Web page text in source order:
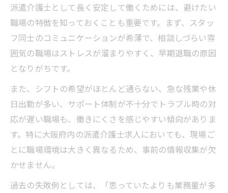
派遣介護士として長く安定して働くためには、避けたい
職場の特徴を知っておくことも重要です。まず、スタッ
フ同士のコミュニケーションが希薄で、相談しづらい雰
囲気の職場はストレスが溜まりやすく、早期退職の原因
となりがちです。
また、シフトの希望がほとんど通らない、急な残業や休
日出勤が多い、サポート体制が不十分でトラブル時の対
応が遅い職場も、働きにくさを感じやすい傾向がありま
す。特に大阪府内の派遣介護士求人においても、現場ご
とに職場環境は大きく異なるため、事前の情報収集が欠
かせません。
過去の失敗例としては、「思っていたよりも業務量が多